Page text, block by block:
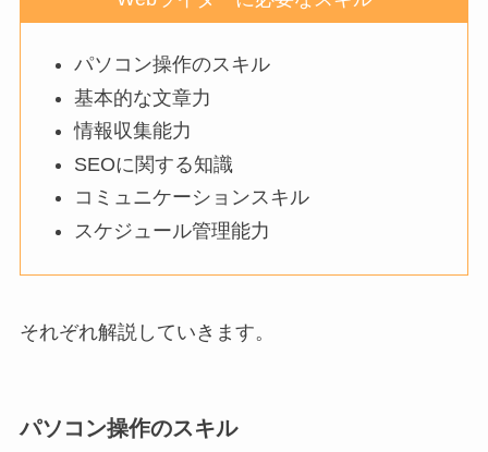
パソコン操作のスキル
基本的な文章力
情報収集能力
SEOに関する知識
コミュニケーションスキル
スケジュール管理能力
それぞれ解説していきます。
パソコン操作のスキル